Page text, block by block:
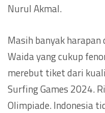
Nurul Akmal.
Masih banyak harapan
Waida yang cukup
merebut tiket dari
Surfing Games 2024.
Olimpiade. Indonesia